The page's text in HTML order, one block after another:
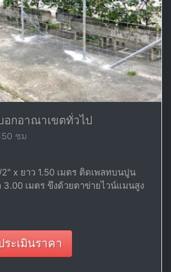
กอาณาเขตทั่วไป
ซม
2" x ยาว 1.50 เมตร ติดเพลทบนปูน
3.00 เมตร ขึงด้วยตาข่ายไวน์แมนสูง
ะเมินราคา